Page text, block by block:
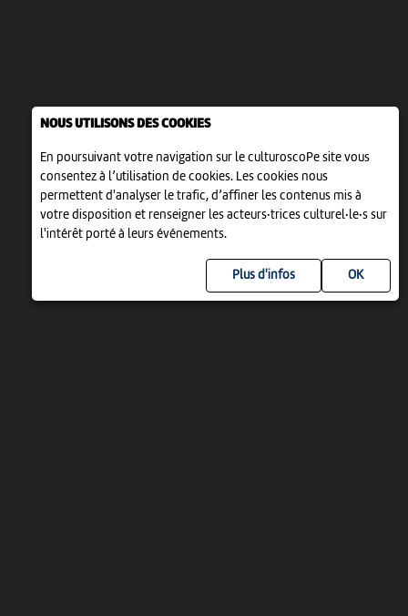
NOUS UTILISONS DES COOKIES
En poursuivant votre navigation sur le culturoscoPe site vous
consentez à l’utilisation de cookies. Les cookies nous
permettent d'analyser le trafic, d’affiner les contenus mis à
votre disposition et renseigner les acteurs·trices culturel·le·s sur
l'intérêt porté à leurs événements.
Plus d'infos